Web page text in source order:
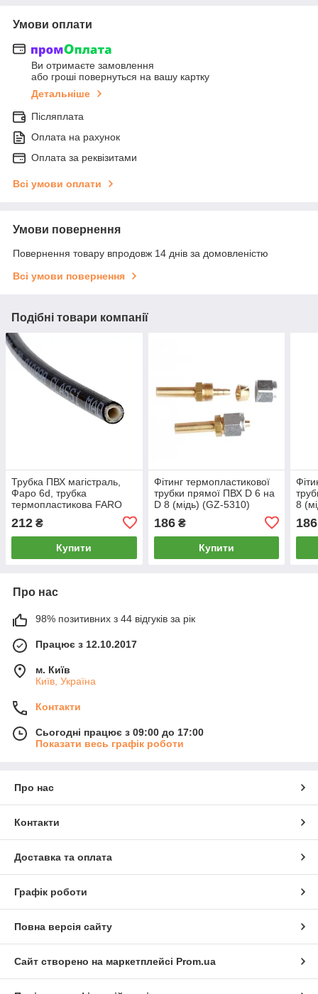
Умови оплати
Ви отримаєте замовлення
або гроші повернуться на вашу картку
Детальніше
Післяплата
Оплата на рахунок
Оплата за реквізитами
Всі умови оплати
Умови повернення
Повернення товару впродовж 14 днів за домовленістю
Всі умови повернення
Подібні товари компанії
Трубка ПВХ магістраль,
Фаро 6d, трубка
термопластикова FARO
212 ₴
Купити
Фітинг термопластикової
трубки прямої ПВХ D 6 на
D 8 (мідь) (GZ-5310)
186₴
Купити
8
186
Про нас
98% позитивних з 44 відгуків за рік
Працює з 12.10.2017
м. Київ
Київ, Україна
Контакти
Сьогодні працює з 09:00 до 17:00
Показати весь графік роботи
Про нас
Контакти
Доставка та оплата
Графік роботи
Повна версія сайту
Сайт створено на маркетплейсі Prom.ua